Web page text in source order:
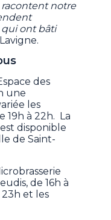
racontent notre
ont bâti
des
une
les
19h à 22h. La
disponible
de Saint-
de 16h à
23h et les